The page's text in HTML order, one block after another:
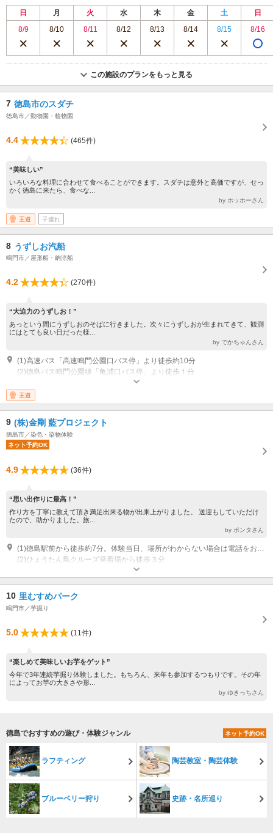
日 月 火 水 木 金 土
日
8/9
8/10 8/11 8/12 8/13 8/14 8/15 8/16
この施設のプランをもっと見る
7 徳島市のスダチ
徳島市／動物園・植物園
4.4 (465件)
“美味しい”
いろいろな料理に合わせて食べることができます。スダチは意外と高価ですが、せっ
かく徳島に来たら、食べな...
by ホッホーさん
王道 子連れ
8 うずしお汽船
鳴門市／屋形船・納涼船
4.2 (270件)
“大迫力のうずしお！”
あっという間にうずしおのそばに行きました。次々にうずしおが生まれてきて、観測
にはとても良い日だった様...
by でかちゃんさん
(1)高速バス「高速鳴門公園口バス停」より徒歩約10分
(2)徳島バス鳴門公園線「亀浦口バス停」より徒歩１分
王道
9 (株)金剛 藍プロジェクト
徳島市／染色・染物体験
ネット予約OK
4.9 (36件)
“思い出作りに最高！”
作り方を丁寧に教えて頂き満足出来る物が出来上がりました。 送迎もしていただけ
たので、助かりました。旅...
by ポンタさん
(1)徳島駅前から徒歩約7分。体験当日、場所がわからない場合は電話をおかけください。 事前に連絡いただければ徳島駅周辺への送迎は対応可能です。
(2)ひょうたん島クルーズ発着場から徒歩３分
営業：予約営業。 事前予約いただいた時間だけの営業となります。 休業：
10 里むすめパーク
鳴門市／芋掘り
5.0 (11件)
“楽しめて美味しいお芋をゲット”
今年で3年連続芋掘り体験しました。もちろん、来年も参加するつもりです。その年
によってお芋の大きさや形...
by ゆきっちさん
徳島でおすすめの遊び・体験ジャンル ネット予約OK
ラフティング 陶芸教室・陶芸体験
ブルーベリー狩り 史跡・名所巡り